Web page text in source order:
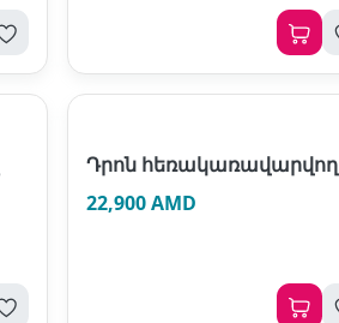
Դրոն հեռակառավարվող
22,900 AMD